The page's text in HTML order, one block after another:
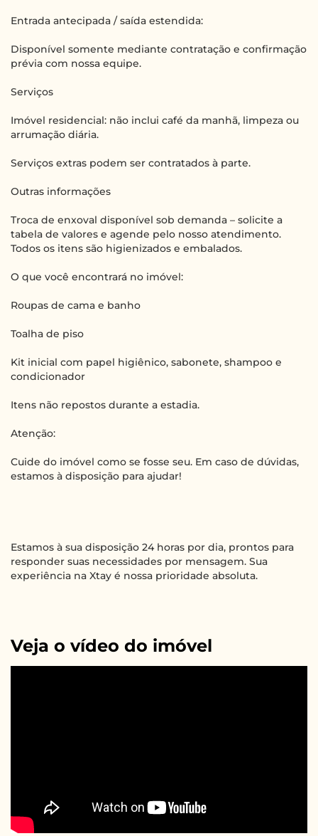
Entrada antecipada / saída estendida:
Disponível somente mediante contratação e confirmação
prévia com nossa equipe.
Serviços
Imóvel residencial: não inclui café da manhã, limpeza ou
arrumação diária.
Serviços extras podem ser contratados à parte.
Outras informações
Troca de enxoval disponível sob demanda – solicite a
tabela de valores e agende pelo nosso atendimento.
Todos os itens são higienizados e embalados.
O que você encontrará no imóvel:
Roupas de cama e banho
Toalha de piso
Kit inicial com papel higiênico, sabonete, shampoo e
condicionador
Itens não repostos durante a estadia.
Atenção:
Cuide do imóvel como se fosse seu. Em caso de dúvidas,
estamos à disposição para ajudar!
Estamos à sua disposição 24 horas por dia, prontos para
responder suas necessidades por mensagem. Sua
experiência na Xtay é nossa prioridade absoluta.
Veja o vídeo do imóvel